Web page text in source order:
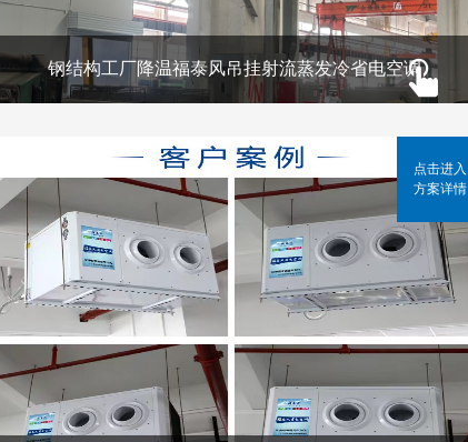
钢结构工厂降温福泰风吊挂射流蒸发冷省电空调
点击进入
方案详情